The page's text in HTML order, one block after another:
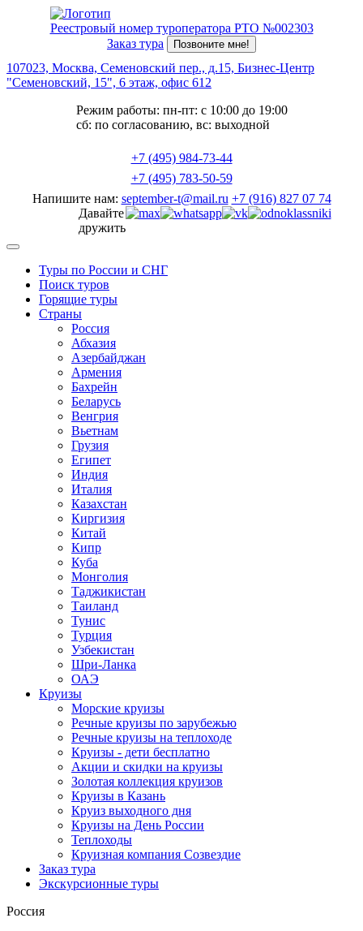
Реестровый номер туроператора РТО №002303
Заказ тура
Позвоните мне!
107023, Москва, Семеновский пер., д.15, Бизнес-Центр
"Семеновский, 15", 6 этаж, офис 612
Режим работы: пн-пт: с 10:00 до 19:00
сб: по согласованию, вс: выходной
+7 (495) 984-73-44
+7 (495) 783-50-59
Напишите нам: september-t@mail.ru +7 (916) 827 07 74
Давайте
дружить
Туры по России и СНГ
Поиск туров
Горящие туры
Страны
Россия
Абхазия
Азербайджан
Армения
Бахрейн
Беларусь
Венгрия
Вьетнам
Грузия
Египет
Индия
Италия
Казахстан
Киргизия
Китай
Кипр
Куба
Монголия
Таджикистан
Таиланд
Тунис
Турция
Узбекистан
Шри-Ланка
ОАЭ
Круизы
Морские круизы
Речные круизы по зарубежью
Речные круизы на теплоходе
Круизы - дети бесплатно
Акции и скидки на круизы
Золотая коллекция круизов
Круизы в Казань
Круиз выходного дня
Круизы на День России
Теплоходы
Круизная компания Созвездие
Заказ тура
Экскурсионные туры
Россия